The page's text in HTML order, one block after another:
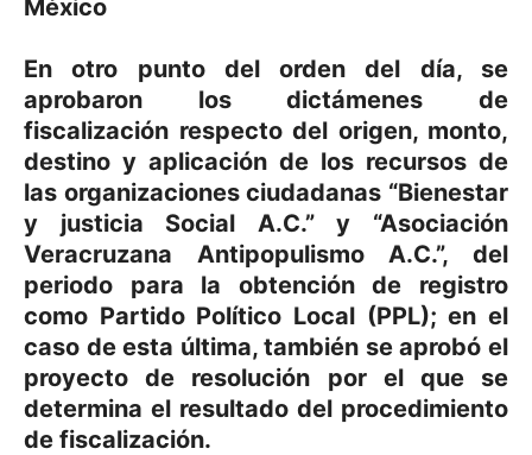
México
En otro punto del orden del día, se
aprobaron los dictámenes de
fiscalización respecto del origen, monto,
destino y aplicación de los recursos de
las organizaciones ciudadanas “Bienestar
y justicia Social A.C.” y “Asociación
Veracruzana Antipopulismo A.C.”, del
periodo para la obtención de registro
como Partido Político Local (PPL); en el
caso de esta última, también se aprobó el
proyecto de resolución por el que se
determina el resultado del procedimiento
de fiscalización.